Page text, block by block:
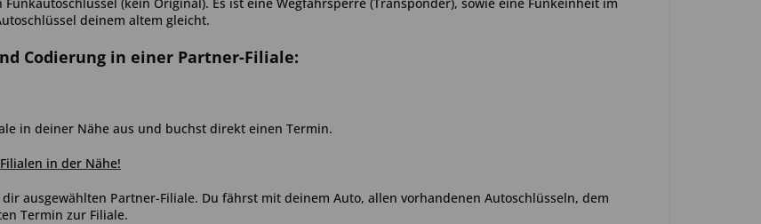
deinem altem gleicht.
Codierung in einer Partner-Filiale:
in deiner Nähe aus und buchst direkt einen Termin.
in der Nähe!
ausgewählten Partner-Filiale. Du fährst mit deinem Auto, allen vorhandenen Autoschlüsseln, dem
Termin zur Filiale.